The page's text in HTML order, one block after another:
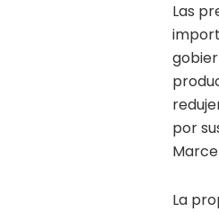
Las
por
La